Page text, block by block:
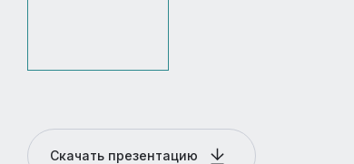
Скачать презентацию